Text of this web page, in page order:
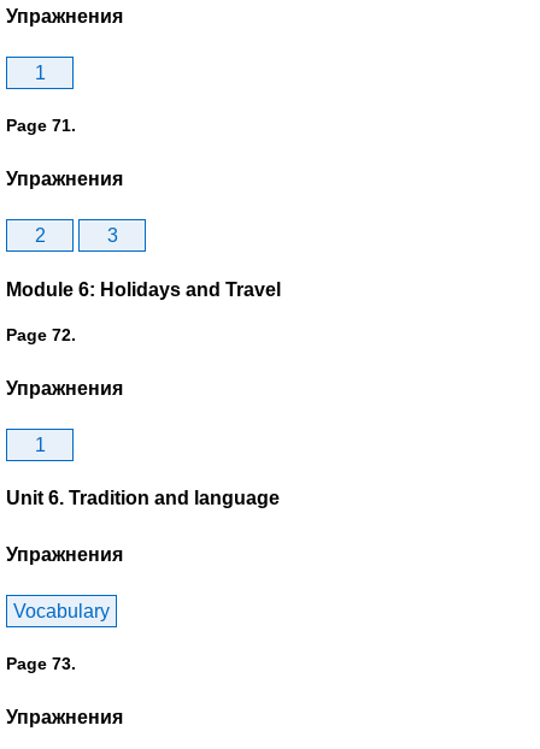
Упражнения
1
Page 71.
Упражнения
2 3
Module 6: Holidays and Travel
Page 72.
Упражнения
1
Unit 6. Tradition and language
Упражнения
Vocabulary
Page 73.
Упражнения